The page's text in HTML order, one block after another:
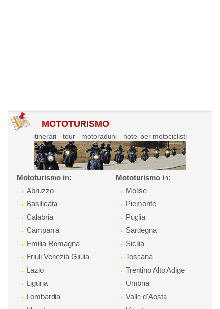
MOTOTURISMO
itinerari - tour - motoraduni - hotel per motociclisti
Mototurismo in:
Abruzzo
Basilicata
Calabria
Campania
Emilia Romagna
Friuli Venezia Giulia
Lazio
Liguria
Lombardia
Mototurismo in:
Molise
Piemonte
Puglia
Sardegna
Sicilia
Toscana
Trentino Alto Adige
Umbria
Valle d'Aosta